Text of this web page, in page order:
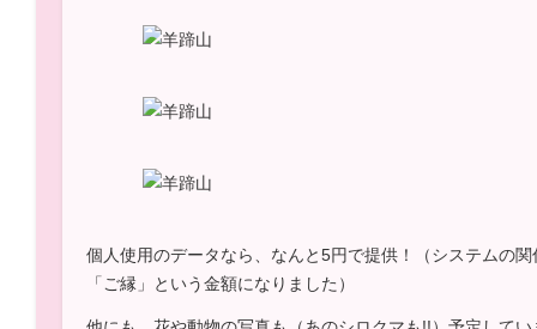
個人使用のデータなら、なんと5円で提供！（システムの
「ご縁」という金額になりました）